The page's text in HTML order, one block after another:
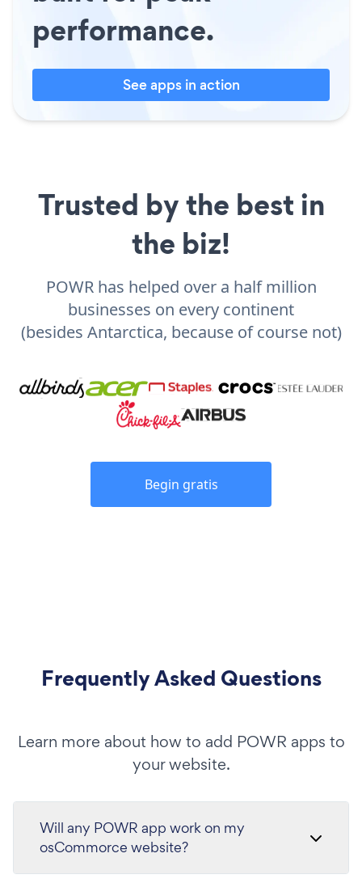
performance.
See apps in action
Trusted by the best in
the biz!
POWR has helped over a half million
businesses on every continent
(besides Antarctica, because of course not)
Begin gratis
Frequently Asked Questions
Learn more about how to add POWR apps to
your website.
Will any POWR app work on my
osCommorce website?